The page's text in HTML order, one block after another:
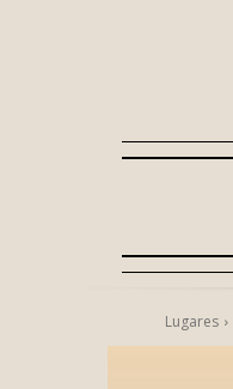
Lugares